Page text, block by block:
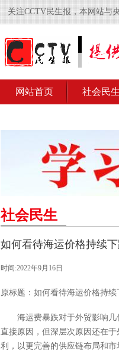
关注CCTV民生报，本网站与
网站首页 社会民生
社会民生
如何看待海运价格持续
时间:2022年9月16日
原标题：如何看待海运价格持续
海运费暴跌对于外贸影响
直接原因，但深层次原因还在
利，以更完善的供应链布局和